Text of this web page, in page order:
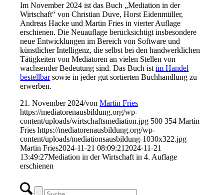
Im November 2024 ist das Buch „Mediation in der
Wirtschaft“ von Christian Duve, Horst Eidenmüller,
Andreas Hacke und Martin Fries in vierter Auflage
erschienen. Die Neuauflage berücksichtigt insbesondere
neue Entwicklungen im Bereich von Software und
künstlicher Intelligenz, die selbst bei den handwerklichen
Tätigkeiten von Mediatoren an vielen Stellen von
wachsender Bedeutung sind. Das Buch istim Handel
bestellbarsowie in jeder gut sortierten Buchhandlung zu
erwerben.
21. November 2024/vonMartin Fries
https://mediatorenausbildung.org/wp-
content/uploads/wirtschaftsmediation.jpg 500 354 Martin
Fries https://mediatorenausbildung.org/wp-
content/uploads/mediationsausbildung-1030x322.jpg
Martin Fries2024-11-21 08:09:21 2024-11-21
13:49:27Mediation in der Wirtschaft in 4. Auflage
erschienen